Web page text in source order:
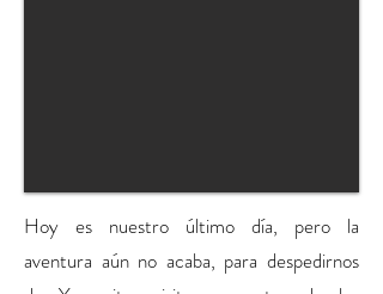
Hoy es nuestro último día, pero la
aventura aún no acaba, para despedirnos